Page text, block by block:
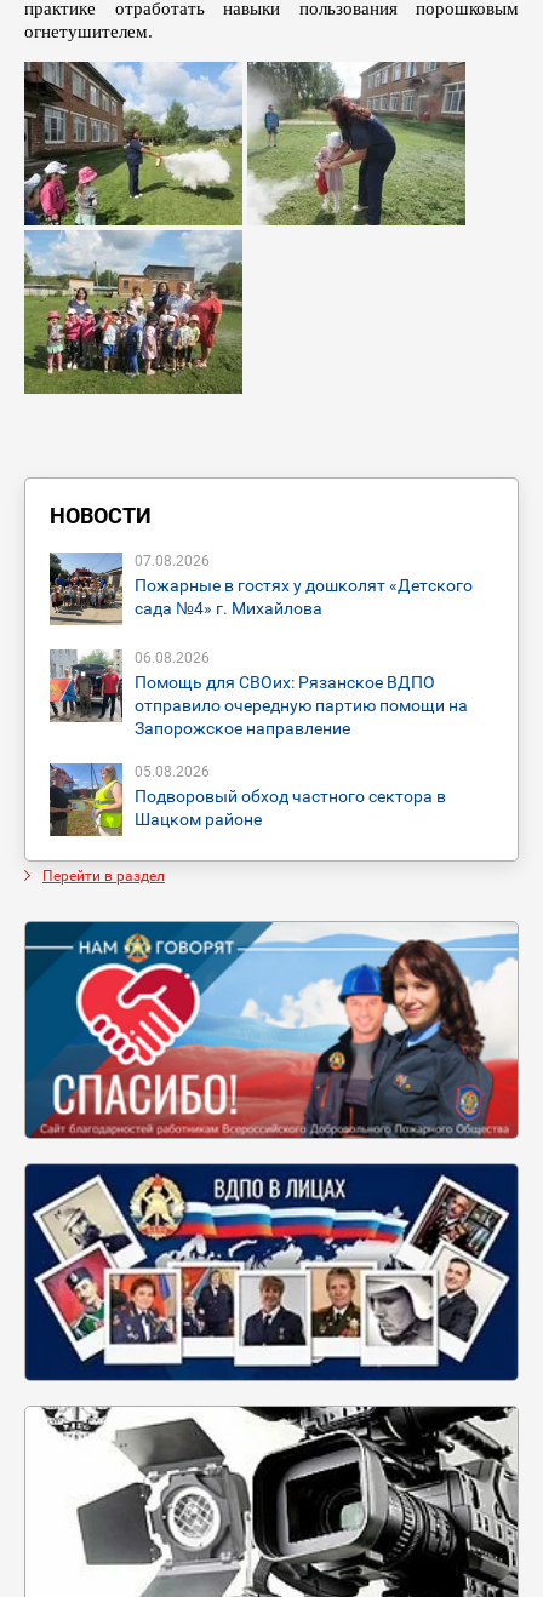
практике отработать навыки пользования порошковым
огнетушителем.
НОВОСТИ
07.08.2026
Пожарные в гостях у дошколят «Детского
сада №4» г. Михайлова
06.08.2026
Помощь для СВОих: Рязанское ВДПО
отправило очередную партию помощи на
Запорожское направление
05.08.2026
Подворовый обход частного сектора в
Шацком районе
Перейти в раздел